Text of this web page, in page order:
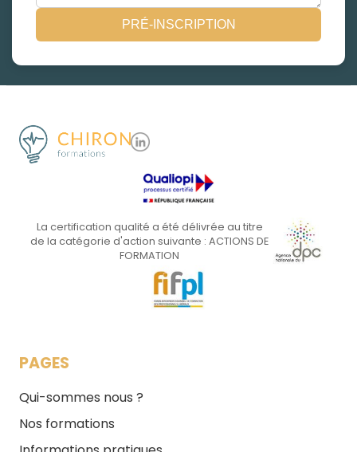
PRÉ-INSCRIPTION
La certification qualité a été délivrée au titre
de la catégorie d'action suivante : ACTIONS DE
FORMATION
PAGES
Qui-sommes nous ?
Nos formations